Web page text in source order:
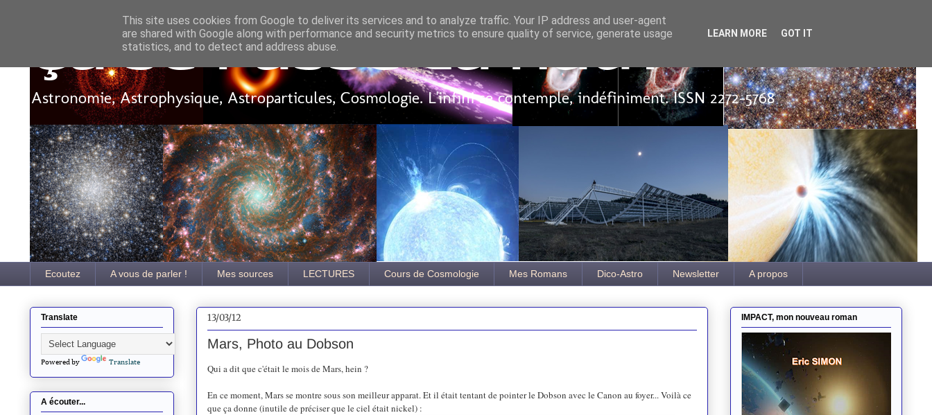
Ça se passe là haut
Astronomie, Astrophysique, Astroparticules, Cosmologie. L'infini se contemple, indéfiniment. ISSN 2272-5768
Ecoutez A vous de parler ! Mes sources LECTURES Cours de Cosmologie Mes Romans Dico-Astro Newsletter A propos
13/03/12
Mars, Photo au Dobson
Qui a dit que c'était le mois de Mars, hein ?
En ce moment, Mars se montre sous son meilleur apparat. Et il était tentant de pointer le Dobson avec le Canon au foyer... Voilà ce
que ça donne (inutile de préciser que le ciel était nickel) :
Translate
Powered by Translate
A écouter...
IMPACT, mon nouveau roman
This site uses cookies from Google to deliver its services and to analyze traffic. Your IP address and user-agent
are shared with Google along with performance and security metrics to ensure quality of service, generate usage
statistics, and to detect and address abuse.
LEARN MORE GOT IT